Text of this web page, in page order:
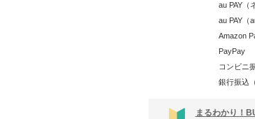
au PAY（
au PAY（
Amazon
PayPay
コンビニ
銀行振込
まるわかり！